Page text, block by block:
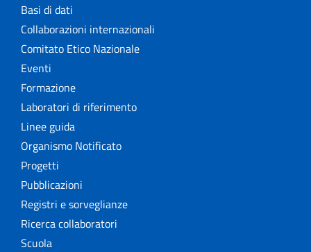
Basi di dati
Collaborazioni internazionali
Comitato Etico Nazionale
Eventi
Formazione
Laboratori di riferimento
Linee guida
Organismo Notificato
Progetti
Pubblicazioni
Registri e sorveglianze
Ricerca collaboratori
Scuola